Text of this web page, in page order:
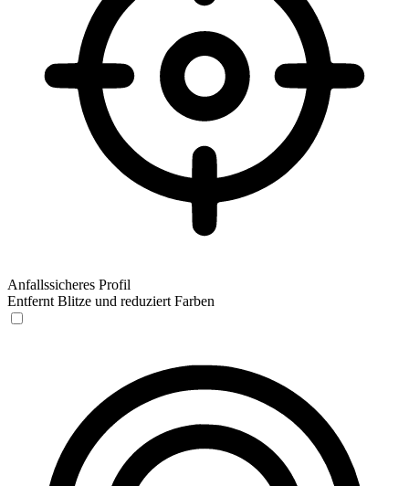
Anfallssicheres Profil
Entfernt Blitze und reduziert Farben